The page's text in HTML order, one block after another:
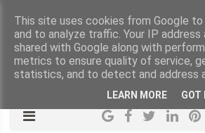
This site uses cookies from Google
and to analyze traffic. Your IP address
shared with Google along with
metrics to ensure quality of service,
statistics, and to detect and address
LEARN MORE GOT